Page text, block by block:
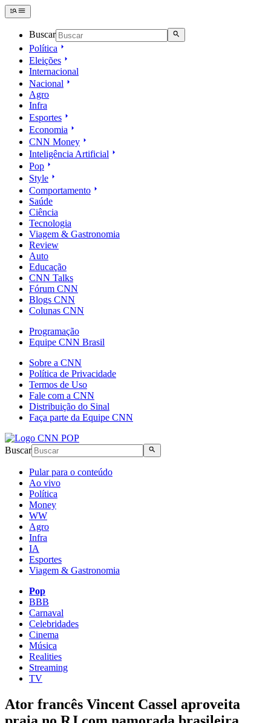
Buscar
Política
Eleições
Internacional
Nacional
Agro
Infra
Esportes
Economia
CNN Money
Inteligência Artificial
Pop
Style
Comportamento
Saúde
Ciência
Tecnologia
Viagem & Gastronomia
Review
Auto
Educação
CNN Talks
Fórum CNN
Blogs CNN
Colunas CNN
Programação
Equipe CNN Brasil
Sobre a CNN
Política de Privacidade
Termos de Uso
Fale com a CNN
Distribuição do Sinal
Faça parte da Equipe CNN
Buscar
Pular para o conteúdo
Ao vivo
Política
Money
WW
Agro
Infra
IA
Esportes
Viagem & Gastronomia
Pop
BBB
Carnaval
Celebridades
Cinema
Música
Realities
Streaming
TV
Ator francês Vincent Cassel aproveita